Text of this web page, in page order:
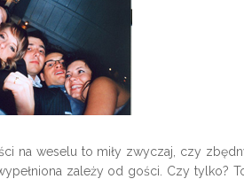
na weselu to miły zwyczaj, czy
zależy od gości. Czy tylko?